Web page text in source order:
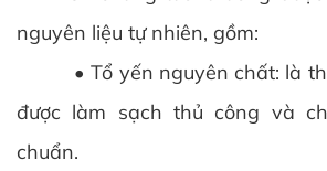
nguyên liệu tự nhiên, gồm:
• Tổ yến nguyên chất: là
được làm sạch thủ công và
chuẩn.